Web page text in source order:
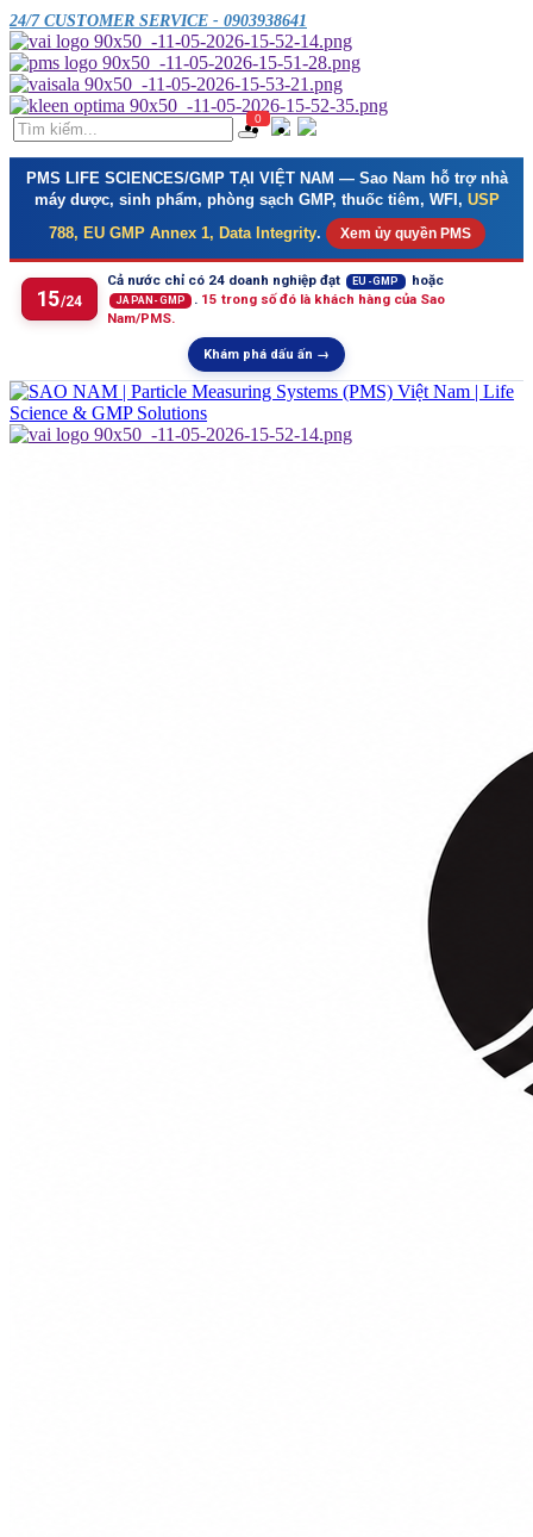
24/7 CUSTOMER SERVICE - 0903938641
0
PMS LIFE SCIENCES/GMP TẠI VIỆT NAM — Sao Nam hỗ trợ nhà
máy dược, sinh phẩm, phòng sạch GMP, thuốc tiêm, WFI, USP
788, EU GMP Annex 1, Data Integrity. Xem ủy quyền PMS
15/24
Cả nước chỉ có 24 doanh nghiệp đạt EU-GMP hoặc
JAPAN-GMP . 15 trong số đó là khách hàng của Sao
Nam/PMS.
Khám phá dấu ấn →